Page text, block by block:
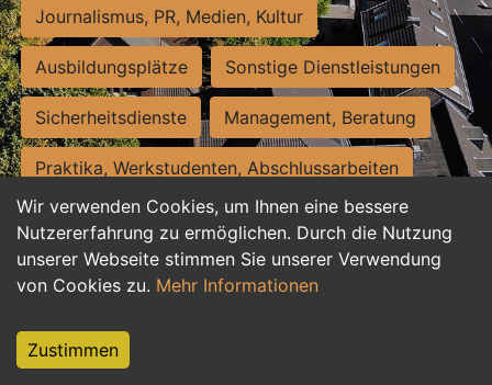
Wir verwenden Cookies, um Ihnen eine bessere
Nutzererfahrung zu ermöglichen. Durch die Nutzung
unserer Webseite stimmen Sie unserer Verwendung
von Cookies zu. Mehr Informationen
Zustimmen
Journalismus, PR, Medien, Kultur
Ausbildungsplätze Sonstige Dienstleistungen
Sicherheitsdienste Management, Beratung
Praktika, Werkstudenten, Abschlussarbeiten
Personalwesen Assistenz, Sekretariat
Hilfskräfte, Aushilfs- und Nebenjobs
Weiterbildung, Studium, duale Ausbildung